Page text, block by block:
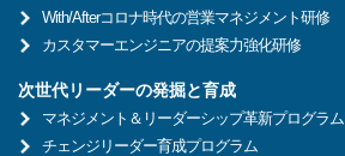
With/Afterコロナ時代の営業マネジメント研修
カスタマーエンジニアの提案力強化研修
次世代リーダーの発掘と育成
マネジメント＆リーダーシップ革新プログラム
チェンジリーダー育成プログラム